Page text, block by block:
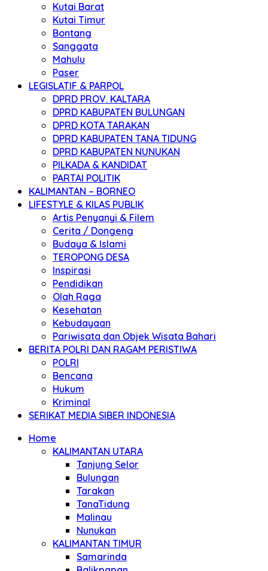
Kutai Barat
Kutai Timur
Bontang
Sanggata
Mahulu
Paser
LEGISLATIF & PARPOL
DPRD PROV. KALTARA
DPRD KABUPATEN BULUNGAN
DPRD KOTA TARAKAN
DPRD KABUPATEN TANA TIDUNG
DPRD KABUPATEN NUNUKAN
PILKADA & KANDIDAT
PARTAI POLITIK
KALIMANTAN – BORNEO
LIFESTYLE & KILAS PUBLIK
Artis Penyanyi & Filem
Cerita / Dongeng
Budaya & Islami
TEROPONG DESA
Inspirasi
Pendidikan
Olah Raga
Kesehatan
Kebudayaan
Pariwisata dan Objek Wisata Bahari
BERITA POLRI DAN RAGAM PERISTIWA
POLRI
Bencana
Hukum
Kriminal
SERIKAT MEDIA SIBER INDONESIA
Home
KALIMANTAN UTARA
Tanjung Selor
Bulungan
Tarakan
TanaTidung
Malinau
Nunukan
KALIMANTAN TIMUR
Samarinda